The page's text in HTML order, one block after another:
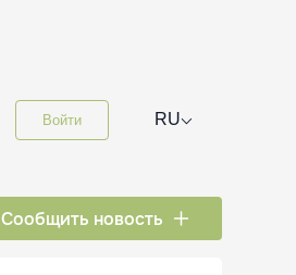
Войти RU⌵
Сообщить новость